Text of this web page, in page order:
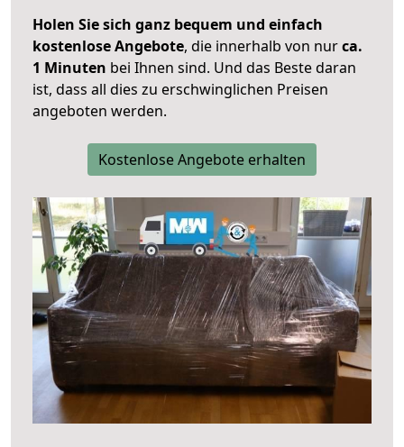
Holen Sie sich ganz bequem und einfach
kostenlose Angebote, die innerhalb von nurca.
1 Minuten bei Ihnen sind. Und das Beste daran
ist, dass all dies zu erschwinglichen Preisen
angeboten werden.
Kostenlose Angebote erhalten